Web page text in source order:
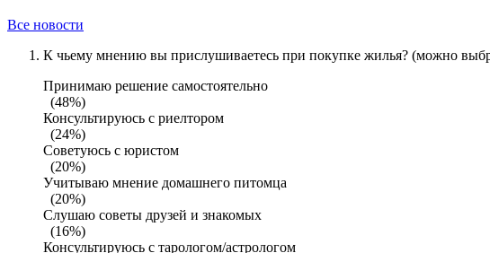
Все новости
К чьему мнению вы прислушиваетесь при покупке жилья? (можно
Принимаю решение самостоятельно
(48%)
Консультируюсь с риелтором
(24%)
Советуюсь с юристом
(20%)
Учитываю мнение домашнего питомца
(20%)
Слушаю советы друзей и знакомых
(16%)
Консультируюсь с тарологом/астрологом